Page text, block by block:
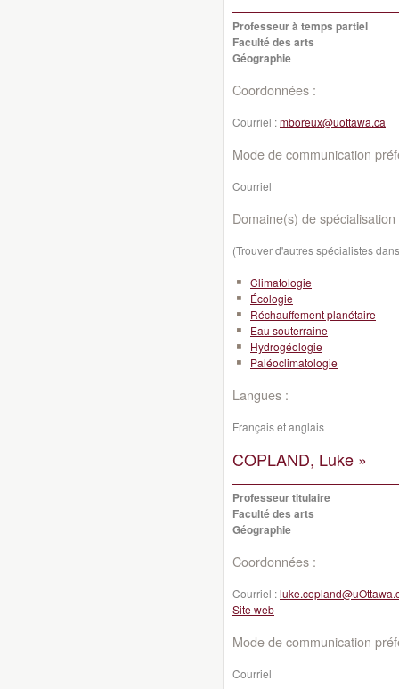
Professeur à temps partiel
Faculté des arts
Géographie
Coordonnées :
Courriel :mboreux@uottawa.ca
Mode de communication
Courriel
Domaine(s) de spécialisation
(Trouver d'autres spécialistes
Climatologie
Écologie
Réchauffement planétaire
Eau souterraine
Hydrogéologie
Paléoclimatologie
Langues :
Français et anglais
COPLAND, Luke »
Professeur titulaire
Faculté des arts
Géographie
Coordonnées :
Courriel :
Site web
Mode de communication
Courriel